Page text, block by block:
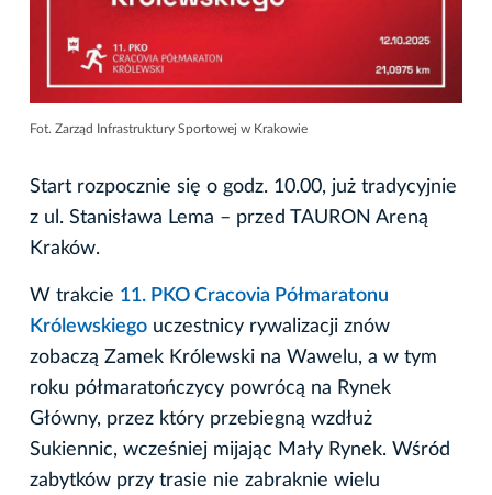
Fot. Zarząd Infrastruktury Sportowej w Krakowie
Start rozpocznie się o godz. 10.00, już tradycyjnie
z ul. Stanisława Lema – przed TAURON Areną
Kraków.
W trakcie 11. PKO Cracovia Półmaratonu
Królewskiego uczestnicy rywalizacji znów
zobaczą Zamek Królewski na Wawelu, a w tym
roku półmaratończycy powrócą na Rynek
Główny, przez który przebiegną wzdłuż
Sukiennic, wcześniej mijając Mały Rynek. Wśród
zabytków przy trasie nie zabraknie wielu